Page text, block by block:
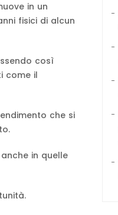
in un
fisici di alcun
così
come il
che si
in quelle